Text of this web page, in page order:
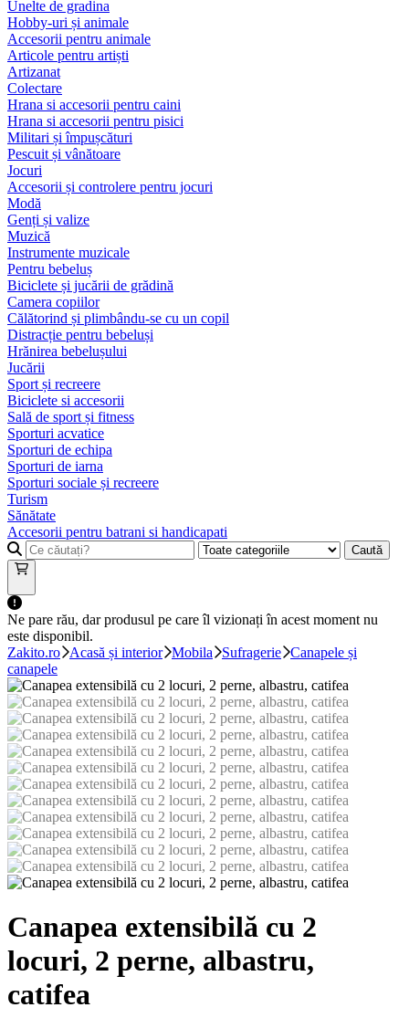
Unelte de gradina
Hobby-uri și animale
Accesorii pentru animale
Articole pentru artiști
Artizanat
Colectare
Hrana si accesorii pentru caini
Hrana si accesorii pentru pisici
Militari și împușcături
Pescuit și vânătoare
Jocuri
Accesorii și controlere pentru jocuri
Modă
Genți și valize
Muzică
Instrumente muzicale
Pentru bebeluș
Biciclete și jucării de grădină
Camera copiilor
Călătorind și plimbându-se cu un copil
Distracție pentru bebeluși
Hrănirea bebelușului
Jucării
Sport și recreere
Biciclete si accesorii
Sală de sport și fitness
Sporturi acvatice
Sporturi de echipa
Sporturi de iarna
Sporturi sociale și recreere
Turism
Sănătate
Accesorii pentru batrani si handicapati
Caută
Ne pare rău, dar produsul pe care îl vizionați în acest moment nu
este disponibil.
Zakito.ro
Acasă și interior Mobila Sufragerie Canapele și
canapele
Canapea extensibilă cu 2
locuri, 2 perne, albastru,
catifea